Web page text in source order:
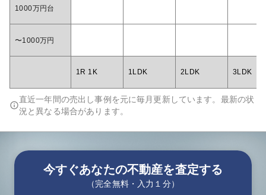
1000万円台
〜1000万円
1R 1K 1LDK 2LDK 3LDK
直近一年間の売出し事例を元に毎月更新しています。最新の状
況と異なる場合があります。
今すぐあなたの不動産を査定する
（完全無料・入力１分）